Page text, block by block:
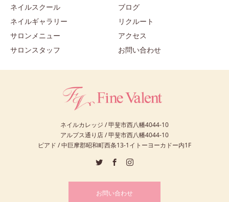
ネイルスクール
ネイルギャラリー
サロンメニュー
サロンスタッフ
ブログ
リクルート
アクセス
お問い合わせ
ネイルカレッジ / 甲斐市西八幡4044-10
アルプス通り店 / 甲斐市西八幡4044-10
ピアド / 中巨摩郡昭和町西条13-1イトーヨーカドー内1F
お問い合わせ